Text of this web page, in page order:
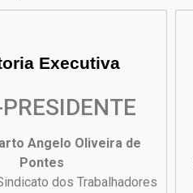
Executiva
Angelo Oliveira de
Pontes
dos Trabalhadores